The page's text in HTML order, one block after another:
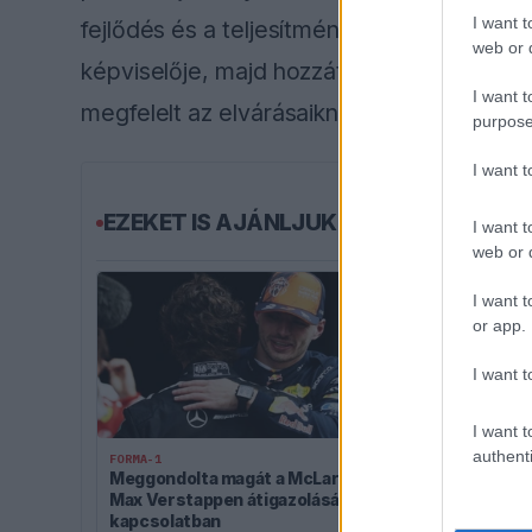
I want
web or
I want
I want
I want
web or
I want
or app.
I want
I want
fejlődés és a teljesítmény marad az
képviselője, majd hozzátette, hogy
megfelelt az elvárásaiknak.
EZEKET IS AJÁNLJUK
FORMA-1
Meggondolta magát a McLaren
Max Verstappen átigazolásával
kapcsolatban